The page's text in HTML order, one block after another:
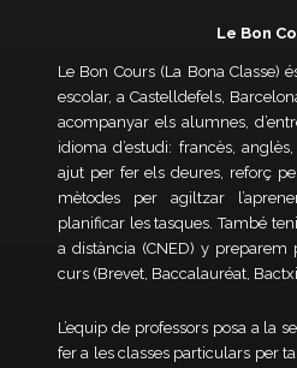
Le Bon
Le Bon Cours (La Bona Classe)
escolar, a Castelldefels,
acompanyar els alumnes,
idioma d’estudi: francès,
ajut per fer els deures, reforç
mètodes per agiltzar
planificar les tasques. També
a distància (CNED) y
curs (Brevet, Baccalauréat,
L’equip de professors posa a la
fer a les classes particulars per